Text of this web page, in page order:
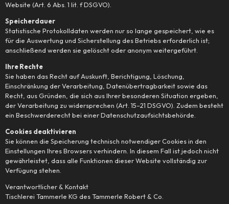
Website (Art. 6 Abs. 1 lit. f DSGVO).
Speicherdauer
Statistische Protokolldaten werden nur so lange gespeichert, wie es
für die Auswertung und Sicherstellung des Betriebs erforderlich ist;
anschließend werden sie gelöscht oder anonym weitergeführt.
Ihre Rechte
Sie haben das Recht auf Auskunft, Berichtigung, Löschung,
Einschränkung der Verarbeitung, Datenübertragbarkeit sowie das
Recht, aus Gründen, die sich aus Ihrer besonderen Situation ergeben,
der Verarbeitung zu widersprechen (Art. 15–21 DSGVO). Zudem besteht
ein Beschwerderecht bei einer Datenschutzaufsichtsbehörde.
Cookies deaktivieren
Sie können die Speicherung technisch notwendiger Cookies in den
Einstellungen Ihres Browsers verhindern. In diesem Fall ist jedoch nicht
gewährleistet, dass alle Funktionen dieser Website vollständig zur
Verfügung stehen.
Verantwortlicher & Kontakt
Tischlerei Tammerle KG des Tammerle Robert & Co.